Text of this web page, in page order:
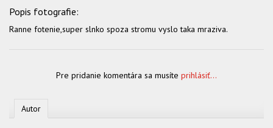
Ranne fotenie,super slnko spoza stromu vyslo taka mraziva.
Pre pridanie komentára sa musíte prihlásiť...
Autor